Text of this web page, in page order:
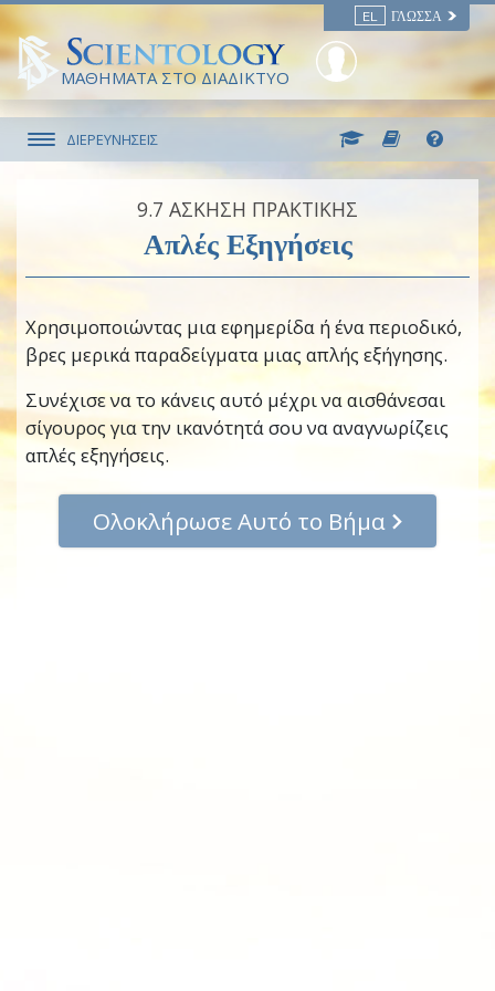
EL ΓΛΏΣΣΑ
ΜΑΘΗΜΑΤΑ ΣΤΟ ΔΙΑΔΙΚΤΥΟ
ΔΙΕΡΕΥΝΗΣΕΙΣ
9.‎7 ΑΣΚΗΣΗ ΠΡΑΚΤΙΚΗΣ
Απλές Εξηγήσεις
Χρησιμοποιώντας μια εφημερίδα ή ένα περιοδικό,
βρες μερικά παραδείγματα μιας απλής εξήγησης.
Συνέχισε να το κάνεις αυτό μέχρι να αισθάνεσαι
σίγουρος για την ικανότητά σου να αναγνωρίζεις
απλές εξηγήσεις.
Ολοκλήρωσε Αυτό το Βήμα